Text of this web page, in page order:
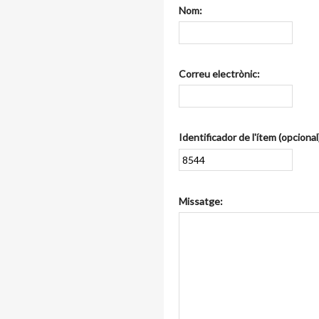
Nom:
Correu electrònic:
Identificador de l'ítem
Missatge: